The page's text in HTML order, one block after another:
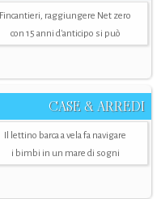
Fincantieri, raggiungere Net zero
con 15 anni d'anticipo si può
CASE & ARREDI
Il lettino barca a vela fa navigare
i bimbi in un mare di sogni